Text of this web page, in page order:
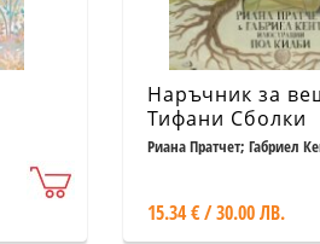
Наръчник за
Тифани Сболки
Риана Пратчет; Габриел
15.34 € / 30.00 ЛВ.